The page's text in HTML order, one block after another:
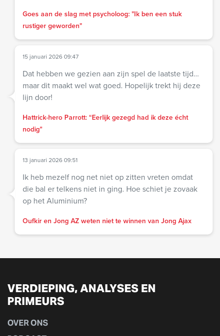
Goes aan de slag met psycholoog: "Ik ben een stuk
rustiger geworden"
15 januari 2026 09:47
Dat hebben we gezien aan zijn spel de laatste tijd…
maar dit maakt wel wat goed. Hopelijk trekt hij deze
lijn door!
Hattrick-hero Parrott: “Eerlijk gezegd had ik deze écht
nodig"
13 januari 2026 09:51
Ik heb mezelf nog net niet op zitten vreten omdat
die bal er telkens niet in ging. Hoe schiet je zovaak
op het Aluminium?
Oufkir en Jong AZ weten niet te winnen van Jong Ajax
VERDIEPING, ANALYSES EN
PRIMEURS
OVER ONS